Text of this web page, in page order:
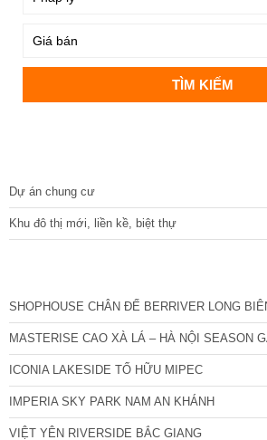
Dự án chung cư
Khu đô thị mới, liền kề, biệt thự
SHOPHOUSE CHÂN ĐẾ BERRIVER LONG
MASTERISE CAO XÀ LÁ – HÀ NỘI SEASON
ICONIA LAKESIDE TỐ HỮU MIPEC
IMPERIA SKY PARK NAM AN KHÁNH
VIỆT YÊN RIVERSIDE BẮC GIANG